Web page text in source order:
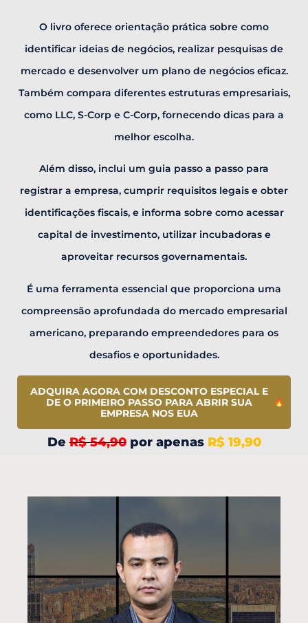
O livro oferece orientação prática sobre como
identificar ideias de negócios, realizar pesquisas de
mercado e desenvolver um plano de negócios eficaz.
Também compara diferentes estruturas empresariais,
como LLC, S-Corp e C-Corp, fornecendo dicas para a
melhor escolha.
Além disso, inclui um guia passo a passo para
registrar a empresa, cumprir requisitos legais e obter
identificações fiscais, e informa sobre como acessar
capital de investimento, utilizar incubadoras e
aproveitar recursos governamentais.
É uma ferramenta essencial que proporciona uma
compreensão aprofundada do mercado empresarial
americano, preparando empreendedores para os
desafios e oportunidades.
ADQUIRA AGORA COM DESCONTO ESPECIAL E
DE O PRIMEIRO PASSO PARA ABRIR SUA
EMPRESA NOS EUA
DeR$ 54,90por apenas R$ 19,90